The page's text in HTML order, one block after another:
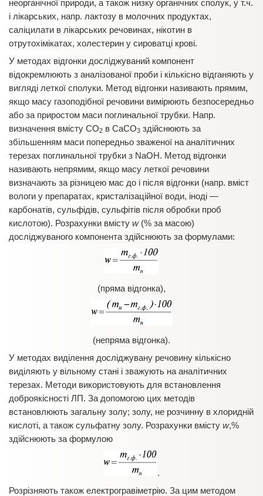
неорганічної природи, а також низку органічних сполук, у т.ч.
і лікарських, напр. лактозу в молочних продуктах,
саліцилати в лікарських речовинах, нікотин в
отрутохімікатах, холестерин у сироватці крові.
У методах відгонки досліджуваний компонент
відокремлюють з аналізованої проби і кількісно відганяють у
вигляді леткої сполуки. Метод відгонки називають прямим,
якщо масу газоподібної речовини вимірюють безпосередньо
або за приростом маси поглинальної трубки. Напр.
визначення вмісту СО2 в СаСО3 здійснюють за
збільшенням маси попередньо зваженої на анaлітичних
терезах поглинальної трубки з NaOH. Метод відгонки
називають непрямим, якщо масу леткої речовини
визначають за різницею мас до і після відгонки (напр. вміст
вологи у препаратах, кристалізаційної води, іноді —
карбонатів, сульфідів, сульфітів після обробки проб
кислотою). Розрахунки вмісту w(% за масою)
досліджуваного компонента здійснюють за формулами:
(пряма відгонка),
(непряма відгонка).
У методах виділення досліджувану речовину кількісно
виділяють у вільному стані і зважують на аналітичних
терезах. Методи використовують для встановлення
доброякісності ЛП. За допомогою цих методів
встановлюють загальну золу; золу, не розчинну в хлоридній
кислоті, а також сульфатну золу. Розрахунки вмісту w,%
здійснюють за формулою
.
Розрізняють також електрогравіметрію. За цим методом